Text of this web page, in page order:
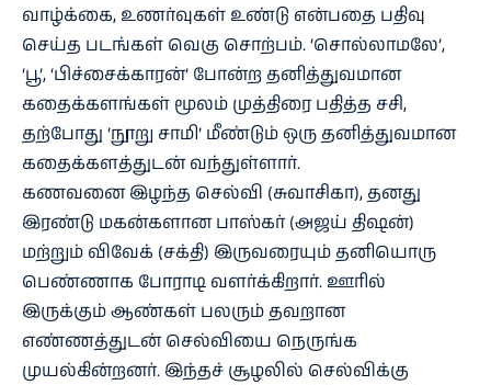
வாழ்க்கை, உணர்வுகள் உண்டு என்பதை பதிவு
செய்த படங்கள் வெகு சொற்பம். ‘சொல்லாமலே’,
‘பூ’, ‘பிச்சைக்காரன்’ போன்ற தனித்துவமான
கதைக்களங்கள் மூலம் முத்திரை பதித்த சசி,
தற்போது ‘நூறு சாமி’ மீண்டும் ஒரு தனித்துவமான
கதைக்களத்துடன் வந்துள்ளார்.
கணவனை இழந்த செல்வி (சுவாசிகா), தனது
இரண்டு மகன்களான பாஸ்கர் (அஜய் திஷன்)
மற்றும் விவேக் (சக்தி) இருவரையும் தனியொரு
பெண்ணாக போராடி வளர்க்கிறார். ஊரில்
இருக்கும் ஆண்கள் பலரும் தவறான
எண்ணத்துடன் செல்வியை நெருங்க
முயல்கின்றனர். இந்தச் சூழலில் செல்விக்கு